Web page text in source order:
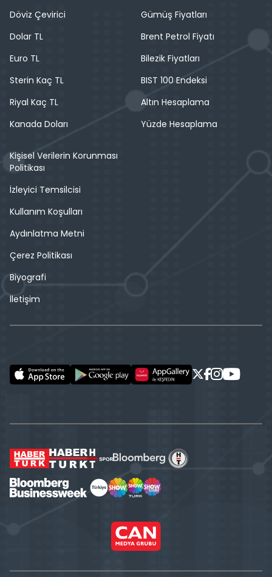
Döviz Çevirici
Dolar TL
Euro TL
Sterin Kaç TL
Riyal Kaç TL
Kanada Doları
Gümüş Fiyatları
Brent Petrol Fiyatı
Bilezik Fiyatları
BIST 100 Endeksi
Altın Hesaplama
Yüzde Hesaplama
Kişisel Verilerin Korunması
Politikası
İzleyici Temsilcisi
Kullanım Koşulları
Aydınlatma Metni
Çerez Politikası
Biyografi
İletişim